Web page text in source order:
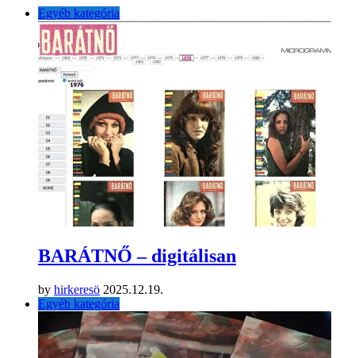
Egyéb kategória
BARÁTNŐ – digitálisan
by hirkeresö 2025.12.19.
Egyéb kategória